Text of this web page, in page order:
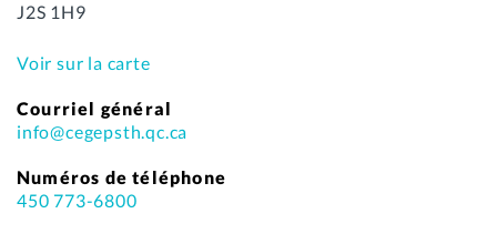
J2S 1H9
Voir sur la carte
Courriel général
info@cegepsth.qc.ca
Numéros de téléphone
450 773-6800